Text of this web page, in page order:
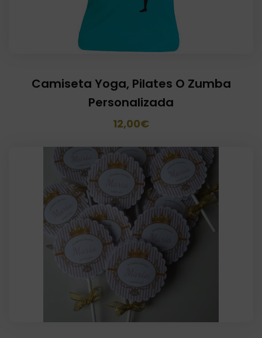
Camiseta Yoga, Pilates O Zumba
Personalizada
El
original
era:
20,00€.
12,00€El
actual
es:
12,00€.